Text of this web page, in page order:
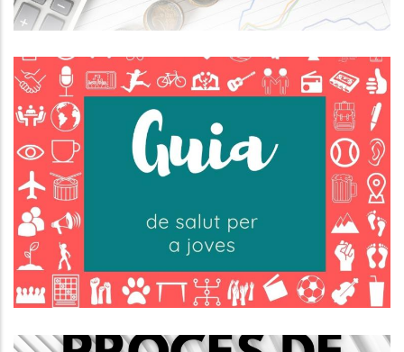
L'Oficina Jove Del Baix Penedès
Ha Actualitzat La Guia De Salut
Joventut